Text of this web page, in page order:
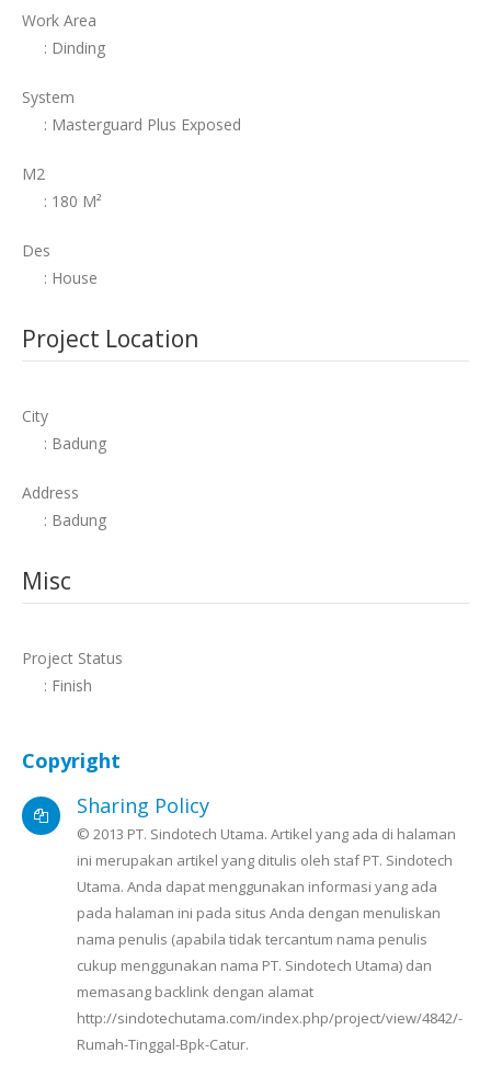
Work Area
: Dinding
System
: Masterguard Plus Exposed
M2
: 180 M²
Des
: House
Project Location
City
: Badung
Address
: Badung
Misc
Project Status
: Finish
Copyright
Sharing Policy
© 2013 PT. Sindotech Utama. Artikel yang ada di halaman
ini merupakan artikel yang ditulis oleh staf PT. Sindotech
Utama. Anda dapat menggunakan informasi yang ada
pada halaman ini pada situs Anda dengan menuliskan
nama penulis (apabila tidak tercantum nama penulis
cukup menggunakan nama PT. Sindotech Utama) dan
memasang backlink dengan alamat
http://sindotechutama.com/index.php/project/view/4842/-
Rumah-Tinggal-Bpk-Catur.